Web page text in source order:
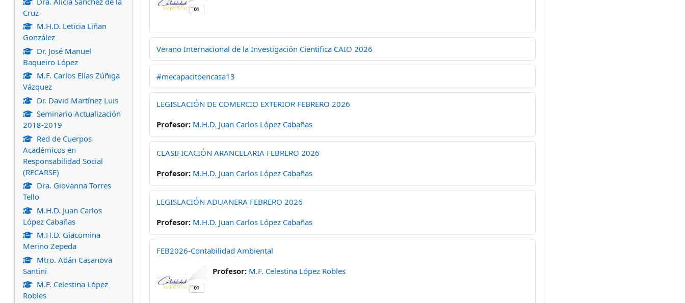
Verano Internacional de la Investigación Cientifica CAIO 2026
#mecapacitoencasa13
LEGISLACIÓN DE COMERCIO EXTERIOR FEBRERO 2026
Profesor: M.H.D. Juan Carlos López Cabañas
CLASIFICACIÓN ARANCELARIA FEBRERO 2026
Profesor: M.H.D. Juan Carlos López Cabañas
LEGISLACIÓN ADUANERA FEBRERO 2026
Profesor: M.H.D. Juan Carlos López Cabañas
FEB2026-Contabilidad Ambiental
Profesor: M.F. Celestina López Robles
Cruz
M.H.D. Leticia Liñan
González
Dr. José Manuel
Baqueiro López
M.F. Carlos Elías Zúñiga
Vázquez
Dr. David Martínez Luis
Seminario Actualización
2018-2019
Red de Cuerpos
Académicos en
Responsabilidad Social
(RECARSE)
Dra. Giovanna Torres
Tello
M.H.D. Juan Carlos
López Cabañas
M.H.D. Giacomina
Merino Zepeda
Mtro. Adán Casanova
Santini
M.F. Celestina López
Robles